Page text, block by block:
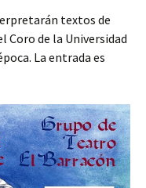
textos de
Coro de la Universidad
La entrada es